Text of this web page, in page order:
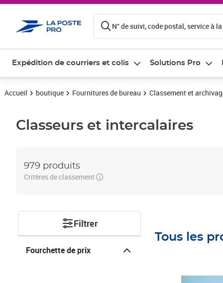
N° de suivi, code postal, service à
Expédition de courriers et colis Solutions Pro
Accueil boutique Fournitures de bureau Classement et
Classeurs et intercalaires
979 produits
Critères de classement
Filtrer
Fourchette de prix
Tous les
Prix 49,44€ HT